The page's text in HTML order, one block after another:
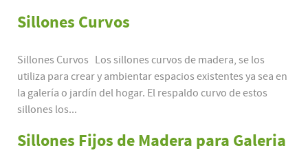
Sillones Curvos
Sillones Curvos Los sillones curvos de madera, se los
utiliza para crear y ambientar espacios existentes ya sea en
la galería o jardín del hogar. El respaldo curvo de estos
sillones los...
Sillones Fijos de Madera para Galeria